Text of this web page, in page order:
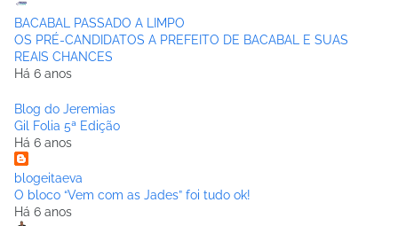
BACABAL PASSADO A LIMPO
OS PRÉ-CANDIDATOS A PREFEITO DE BACABAL E SUAS
REAIS CHANCES
Há 6 anos
Blog do Jeremias
Gil Folia 5ª Edição
Há 6 anos
blogeitaeva
O bloco “Vem com as Jades” foi tudo ok!
Há 6 anos